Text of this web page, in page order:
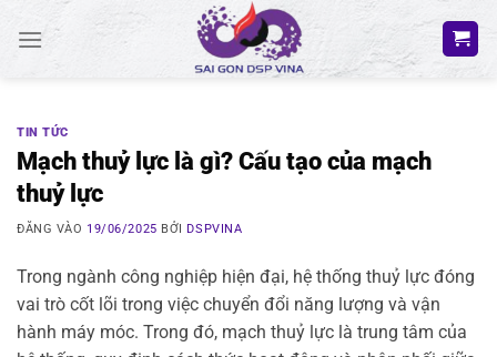
qua
TIN TỨC
Mạch thuỷ lực là gì? Cấu tạo của mạch
thuỷ lực
ĐĂNG VÀO 19/06/2025 BỞIDSPVINA
Trong ngành công nghiệp hiện đại, hệ thống thuỷ lực đóng
vai trò cốt lõi trong việc chuyển đổi năng lượng và vận
hành máy móc. Trong đó, mạch thuỷ lực là trung tâm của